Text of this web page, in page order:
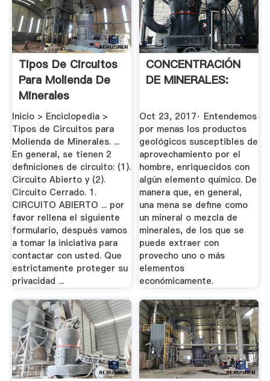
Tipos De Circuitos
Para Molienda De
Minerales
Inicio > Enciclopedia >
Tipos de Circuitos para
Molienda de Minerales. ...
En general, se tienen 2
definiciones de circuito: (1).
Circuito Abierto y (2).
Circuito Cerrado. 1.
CIRCUITO ABIERTO ... por
favor rellena el siguiente
formulario, después vamos
a tomar la iniciativa para
contactar con usted. Que
estrictamente proteger su
privacidad ...
CONCENTRACIÓN
DE MINERALES:
Oct 23, 2017· Entendemos
por menas los productos
geológicos susceptibles de
aprovechamiento por el
hombre, enriquecidos con
algún elemento químico. De
manera que, en general,
una mena se define como
un mineral o mezcla de
minerales, de los que se
puede extraer con
provecho uno o más
elementos
económicamente.